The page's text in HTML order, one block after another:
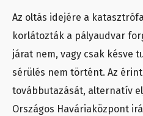
Az oltás idejére a
korlátozták a pályaudvar
járat nem, vagy csak késve
sérülés nem történt. Az
továbbutazását, alternatív
Országos Haváriaközpont